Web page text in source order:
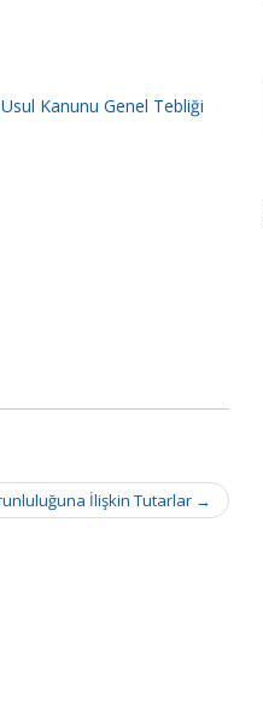
Kanunu Genel Tebliği
İlişkin Tutarlar →